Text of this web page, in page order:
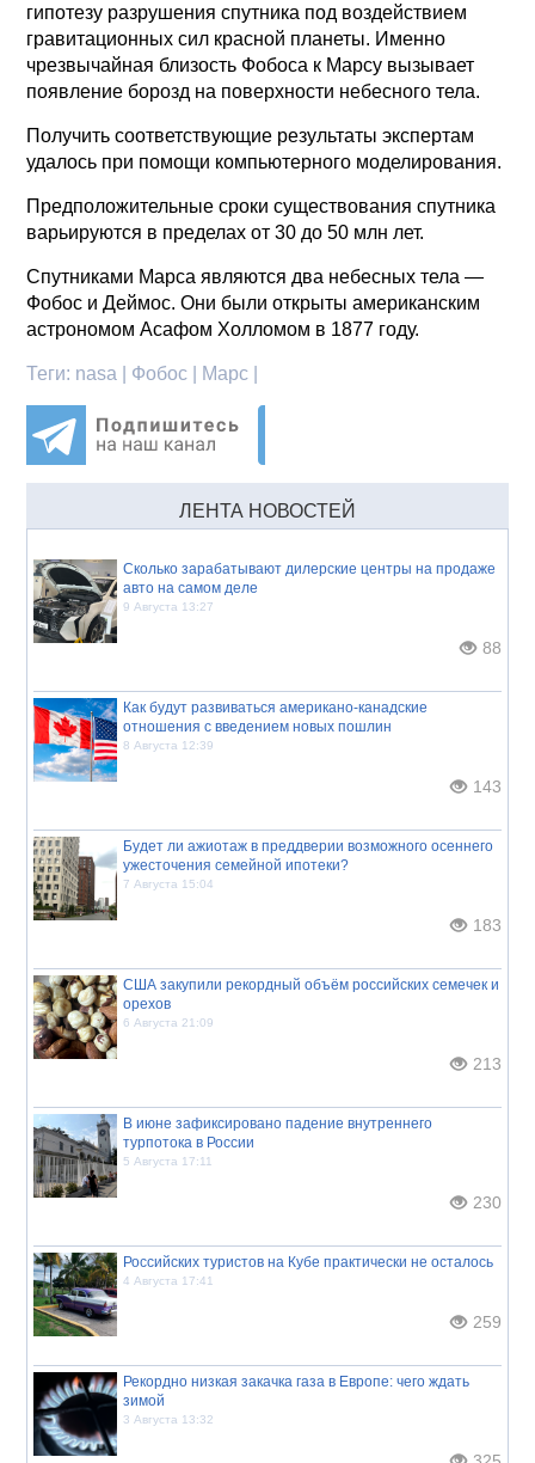
гипотезу разрушения спутника под воздействием
гравитационных сил красной планеты. Именно
чрезвычайная близость Фобоса к Марсу вызывает
появление борозд на поверхности небесного тела.
Получить соответствующие результаты экспертам
удалось при помощи компьютерного моделирования.
Предположительные сроки существования спутника
варьируются в пределах от 30 до 50 млн лет.
Спутниками Марса являются два небесных тела —
Фобос и Деймос. Они были открыты американским
астрономом Асафом Холломом в 1877 году.
Теги: nasa | Фобос | Марс |
ЛЕНТА НОВОСТЕЙ
Сколько зарабатывают дилерские центры на продаже
авто на самом деле
9 Августа 13:27
88
Как будут развиваться американо-канадские
отношения с введением новых пошлин
8 Августа 12:39
143
Будет ли ажиотаж в преддверии возможного осеннего
ужесточения семейной ипотеки?
7 Августа 15:04
183
США закупили рекордный объём российских семечек и
орехов
6 Августа 21:09
213
В июне зафиксировано падение внутреннего
турпотока в России
5 Августа 17:11
230
Российских туристов на Кубе практически не осталось
4 Августа 17:41
259
Рекордно низкая закачка газа в Европе: чего ждать
зимой
3 Августа 13:32